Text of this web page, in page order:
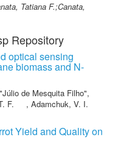
Tatiana F.;Canata,
Repository
optical sensing
biomass and N-
de Mesquita Filho",
F. , Adamchuk, V. I.
Yield and Quality on